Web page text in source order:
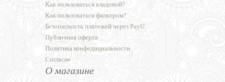
Как пользоваться кладовой?
Как пользоваться фильтром?
Безопасность платежей через PayU
Публичная оферта
Политика конфедициальности
Согласие
О магазине